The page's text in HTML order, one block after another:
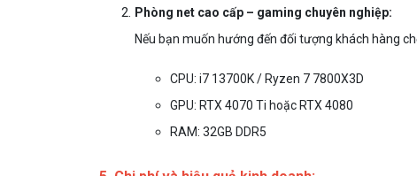
Phòng net cao cấp – gaming chuyên nghiệp:
Nếu bạn muốn hướng đến đối tượng khách hàng
CPU: i7 13700K / Ryzen 7 7800X3D
GPU: RTX 4070 Ti hoặc RTX 4080
RAM: 32GB DDR5